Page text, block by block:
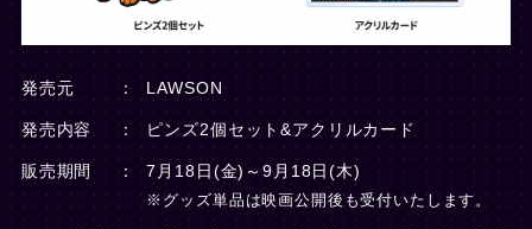
発売元 LAWSON
発売内容 ピンズ2個セット&アクリルカード
販売期間 7月18日(金)～9月18日(木)
※グッズ単品は映画公開後も受付いたします。